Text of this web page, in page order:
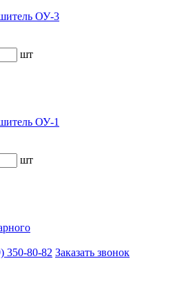
ОУ-3
шт
ОУ-1
шт
350-80-82 Заказать звонок